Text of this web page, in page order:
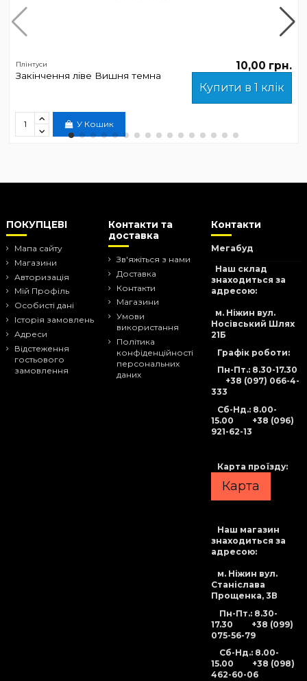
Плінтуси
Закінчення ліве Вишня темна
10,00 грн.
Купити в 1 клік
У Кошик
ПОКУПЦЕВІ
Мапа сайту
Магазини
Авторизація
Мій Профіль
Особисті дані
Історія замовлень
Адреси
Відстеження
гостьового
замовлення
Контакти та
доставка
Зв'яжіться з нами
Доставка
Контакти
Магазини
Умови
використання
Політика
конфіденційності
персональних
даних
Контакти
Мегабуд
Наш склад
знаходиться за
адресою:
м. Ніжин вул.
Носівський Шлях
21Б
Графік роботи:
Пн-Пт.: 8.30-17.30
+38 (097) 066-4-
333
Сб-Нд.: 8.00-
15.00 +38 (096)
921-62-13
Карта проїзду:
Карта
Наш магазин
знаходиться за
адресою:
м. Ніжин вул.
Станіслава
Прощенка, 3В
Пн-Пт.: 8.30-
17.30 +38 (099)
075-56-79
Сб-Нд.: 8.00-
15.00 +38 (098)
462-60-06